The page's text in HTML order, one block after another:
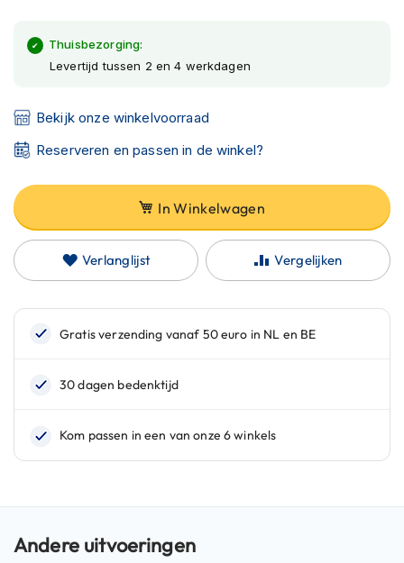
l
m
C
a
r
h
e
m
m
n
de
afbeeldingen-
Thuisbezorging:
Levertijd tussen 2 en 4 werkdagen
Bekijk onze winkelvoorraad
Reserveren en passen in de winkel?
In Winkelwagen
Verlanglijst Vergelijken